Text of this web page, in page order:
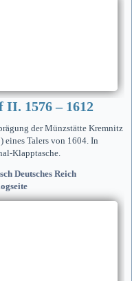
II. 1576 – 1612
der Münzstätte Kremnitz
eines Talers von 1604. In
Klapptasche.
Deutsches Reich